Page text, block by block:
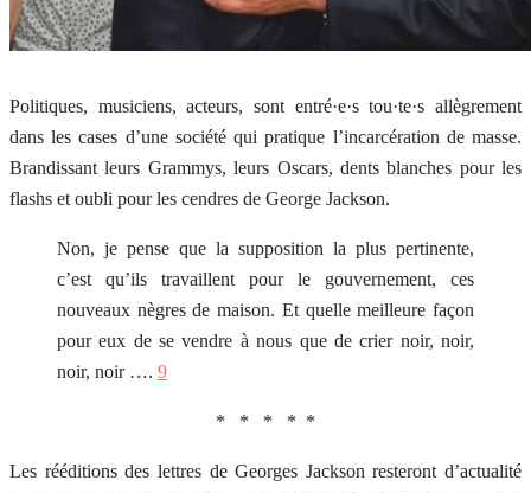
Politiques, musiciens, acteurs, sont entré·e·s tou·te·s allègrement
dans les cases d’une société qui pratique l’incarcération de masse.
Brandissant leurs Grammys, leurs Oscars, dents blanches pour les
flashs et oubli pour les cendres de George Jackson.
Non, je pense que la supposition la plus pertinente,
c’est qu’ils travaillent pour le gouvernement, ces
nouveaux nègres de maison. Et quelle meilleure façon
pour eux de se vendre à nous que de crier noir, noir,
noir, noir …. 9
* * * * *
Les rééditions des lettres de Georges Jackson resteront d’actualité